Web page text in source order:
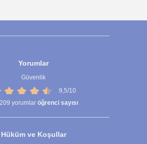
Yorumlar
Güvenlik
9,5/10
yorumlar öğrenci sayısı
Hüküm ve Koşullar